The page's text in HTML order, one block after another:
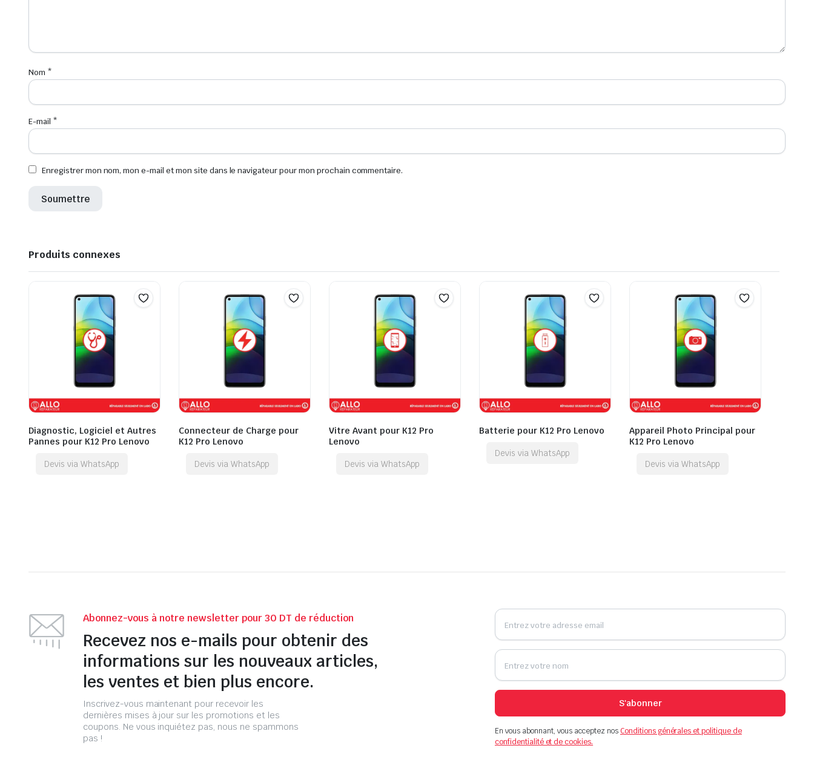
Nom *
E-mail *
Enregistrer mon nom, mon e-mail et mon site dans le navigateur pour mon prochain commentaire.
Produits connexes
Diagnostic, Logiciel et Autres
Pannes pour K12 Pro Lenovo
Devis via WhatsApp
Connecteur de Charge pour
K12 Pro Lenovo
Devis via WhatsApp
Vitre Avant pour K12 Pro
Lenovo
Devis via WhatsApp
Batterie pour K12 Pro Lenovo
Devis via WhatsApp
Appareil Photo Principal pour
K12 Pro Lenovo
Devis via WhatsApp
Abonnez-vous à notre newsletter pour 30 DT de réduction
Recevez nos e-mails pour obtenir des
informations sur les nouveaux articles,
les ventes et bien plus encore.
Inscrivez-vous maintenant pour recevoir les
dernières mises à jour sur les promotions et les
coupons. Ne vous inquiétez pas, nous ne spammons
pas !
S'abonner
En vous abonnant, vous acceptez nosConditions générales et politique de
confidentialité et de cookies.